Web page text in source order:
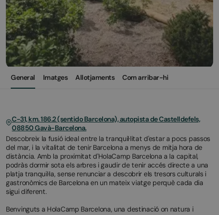
General Imatges Allotjaments Com arribar-hi
C-31, km. 186.2 (sentido Barcelona), autopista de Castelldefels,
08850 Gavà-Barcelona.
Descobreix la fusió ideal entre la tranquil·litat d'estar a pocs passos
del mar, i la vitalitat de tenir Barcelona a menys de mitja hora de
distància. Amb la proximitat d'HolaCamp Barcelona a la capital,
podràs dormir sota els arbres i gaudir de tenir accés directe a una
platja tranquil·la, sense renunciar a descobrir els tresors culturals i
gastronòmics de Barcelona en un mateix viatge perquè cada dia
sigui diferent.
Benvinguts a HolaCamp Barcelona, una destinació on natura i